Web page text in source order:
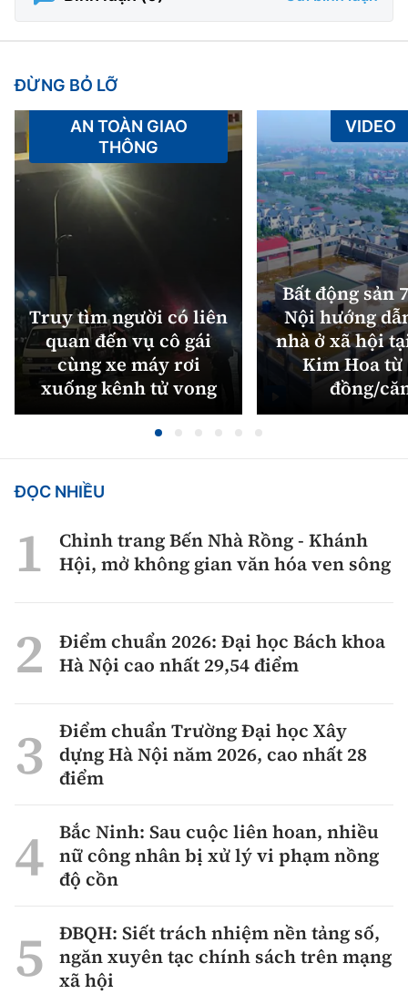
ĐỪNG BỎ LỠ
Truy tìm người có liên
quan đến vụ cô gái
cùng xe máy rơi
xuống kênh tử vong
AN TOÀN GIAO
THÔNG
Bất động sản
Nội hướng
nhà ở xã hội
Kim Hoa từ
đồng/
VIDEO
ĐỌC NHIỀU
Chỉnh trang Bến Nhà Rồng - Khánh
Hội, mở không gian văn hóa ven sông
Điểm chuẩn 2026: Đại học Bách khoa
Hà Nội cao nhất 29,54 điểm
Điểm chuẩn Trường Đại học Xây
dựng Hà Nội năm 2026, cao nhất 28
điểm
Bắc Ninh: Sau cuộc liên hoan, nhiều
nữ công nhân bị xử lý vi phạm nồng
độ cồn
ĐBQH: Siết trách nhiệm nền tảng số,
ngăn xuyên tạc chính sách trên mạng
xã hội